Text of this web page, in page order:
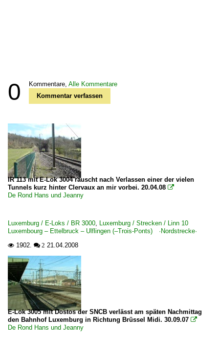
0 Kommentare, Alle Kommentare
Kommentar verfassen
IR 113 mit E-Lok 3004 rauscht nach Verlassen einer der vielen
Tunnels kurz hinter Clervaux an mir vorbei. 20.04.08 
De Rond Hans und Jeanny
Luxemburg / E-Loks / BR 3000, Luxemburg / Strecken / Linn 10
Luxembourg – Ettelbruck – Ulflingen (–Trois-Ponts) ·Nordstrecke·
 1902.  2 21.04.2008
E-Lok 3005 mit Dostos der SNCB verlässt am späten Nachmittag
den Bahnhof Luxemburg in Richtung Brüssel Midi. 30.09.07 
De Rond Hans und Jeanny